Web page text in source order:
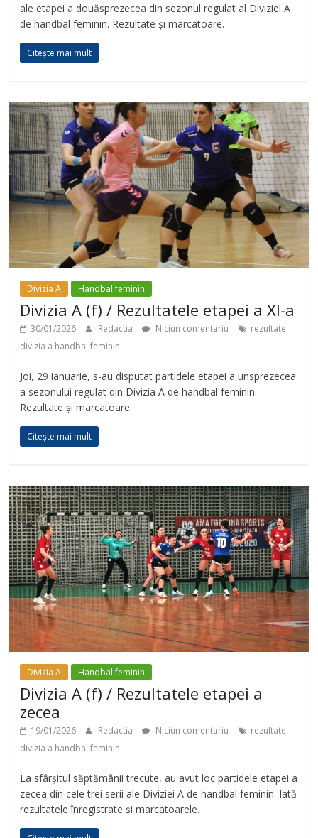
ale etapei a douăsprezecea din sezonul regulat al Diviziei A
de handbal feminin. Rezultate și marcatoare.
Citește mai mult
Divizia A Handbal feminin
Divizia A (f) / Rezultatele etapei a XI-a
30/01/2026 Redactia Niciun comentariu
rezultate
divizia a handbal feminin
Joi, 29 ianuarie, s-au disputat partidele etapei a unsprezecea
a sezonului regulat din Divizia A de handbal feminin.
Rezultate și marcatoare.
Citește mai mult
Divizia A Handbal feminin
Divizia A (f) / Rezultatele etapei a
zecea
19/01/2026 Redactia Niciun comentariu
rezultate
divizia a handbal feminin
La sfârșitul săptămânii trecute, au avut loc partidele etapei a
zecea din cele trei serii ale Diviziei A de handbal feminin. Iată
rezultatele înregistrate și marcatoarele.